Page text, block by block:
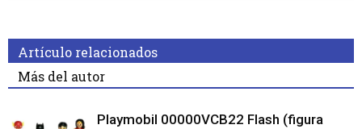
Artículo relacionados
Más del autor
Playmobil 00000VCB22 Flash (figura